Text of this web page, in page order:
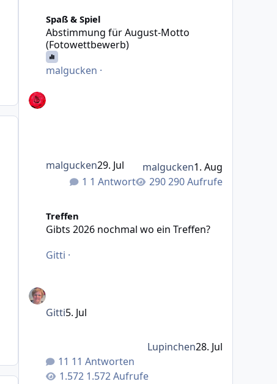
Spaß & Spiel
Abstimmung für August-Motto
(Fotowettbewerb)
malgucken ·
1 Antwort 290 Aufrufe
malgucken29. Jul malgucken1. Aug
Treffen
Gibts 2026 nochmal wo ein Treffen?
Gitti ·
11 Antworten
1.572 Aufrufe
Gitti5. Jul
Lupinchen28. Jul